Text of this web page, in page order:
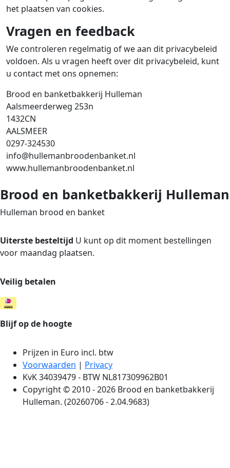
het plaatsen van cookies.
Vragen en feedback
We controleren regelmatig of we aan dit privacybeleid
voldoen. Als u vragen heeft over dit privacybeleid, kunt
u contact met ons opnemen:
Brood en banketbakkerij Hulleman
Aalsmeerderweg 253n
1432CN
AALSMEER
0297-324530
info@hullemanbroodenbanket.nl
www.hullemanbroodenbanket.nl
Brood en banketbakkerij Hulleman
Hulleman brood en banket
Uiterste besteltijd U kunt op dit moment bestellingen
voor maandag plaatsen.
Veilig betalen
Blijf op de hoogte
Prijzen in Euro incl. btw
Voorwaarden | Privacy
KvK 34039479 - BTW NL817309962B01
Copyright © 2010 - 2026 Brood en banketbakkerij
Hulleman. (20260706 - 2.04.9683)